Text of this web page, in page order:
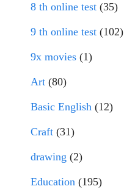
8 th online test (35)
9 th online test (102)
9x movies (1)
Art (80)
Basic English (12)
Craft (31)
drawing (2)
Education (195)